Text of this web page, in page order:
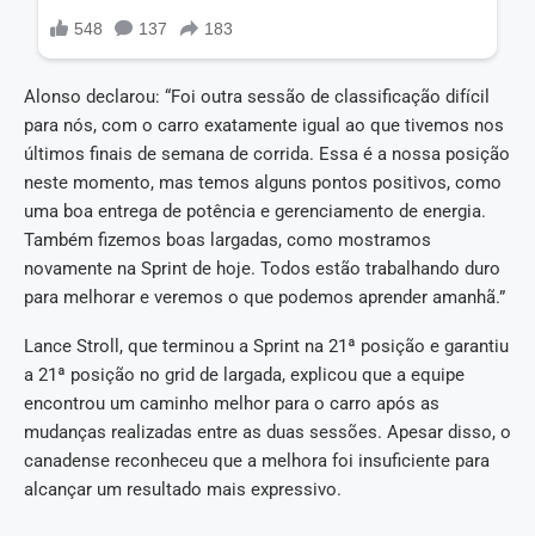
Alonso declarou: “Foi outra sessão de classificação difícil
para nós, com o carro exatamente igual ao que tivemos nos
últimos finais de semana de corrida. Essa é a nossa posição
neste momento, mas temos alguns pontos positivos, como
uma boa entrega de potência e gerenciamento de energia.
Também fizemos boas largadas, como mostramos
novamente na Sprint de hoje. Todos estão trabalhando duro
para melhorar e veremos o que podemos aprender amanhã.”
Lance Stroll, que terminou a Sprint na 21ª posição e garantiu
a 21ª posição no grid de largada, explicou que a equipe
encontrou um caminho melhor para o carro após as
mudanças realizadas entre as duas sessões. Apesar disso, o
canadense reconheceu que a melhora foi insuficiente para
alcançar um resultado mais expressivo.